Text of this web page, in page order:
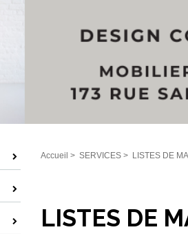
Accueil > SERVICES> LISTES DE
LISTES DE